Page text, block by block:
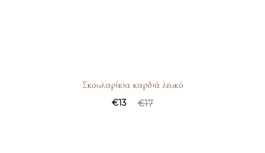
Σκουλαρίκια καρδιά λευκό
€17
€13